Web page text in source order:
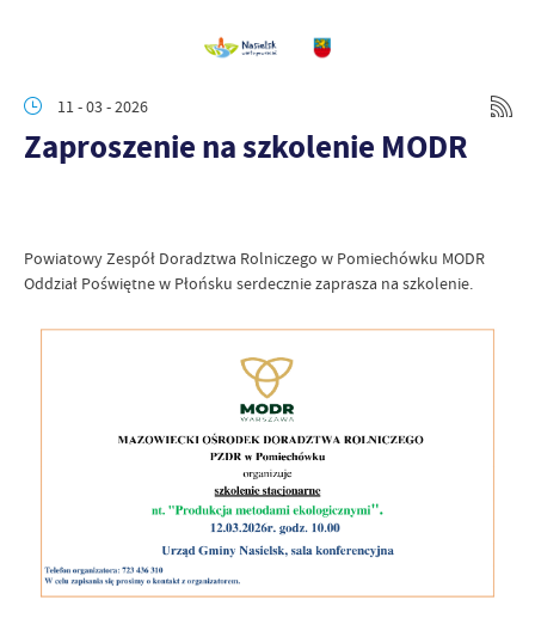
11 - 03 - 2026
Zaproszenie na szkolenie MODR
Powiatowy Zespół Doradztwa Rolniczego w Pomiechówku MODR
Oddział Poświętne w Płońsku serdecznie zaprasza na szkolenie.